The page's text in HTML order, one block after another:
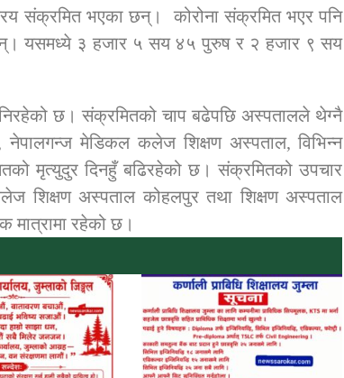
संक्रमित भएका छन्। कोरोना संक्रमित भएर पनि
यसमध्ये ३ हजार ५ सय ४५ पुरुष र २ हजार ९ सय
छ। संक्रमितको चाप बढेपछि अस्पतालले थेग्नै
नेपालगन्ज मेडिकल कलेज शिक्षण अस्पताल, विभिन्न
मृत्युदुर दिनहुँ बढिरहेको छ। संक्रमितको उपचार
शिक्षण अस्पताल कोहलपुर तथा शिक्षण अस्पताल
मात्रामा रहेको छ।